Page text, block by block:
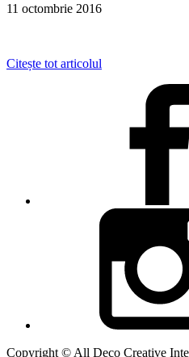
11 octombrie 2016
Citește tot articolul
Copyright © All Deco Creative